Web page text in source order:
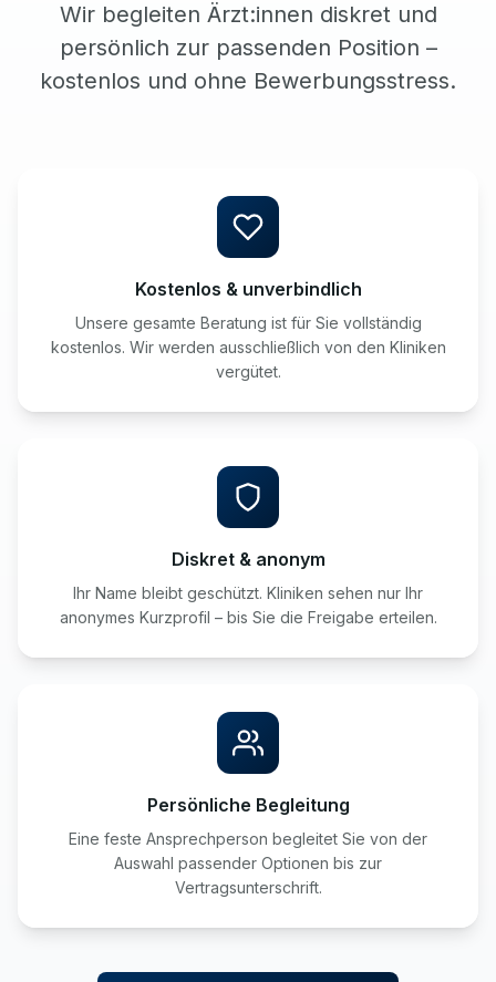
Wir begleiten Ärzt:innen diskret und
persönlich zur passenden Position –
kostenlos und ohne Bewerbungsstress.
Kostenlos & unverbindlich
Unsere gesamte Beratung ist für Sie vollständig
kostenlos. Wir werden ausschließlich von den Kliniken
vergütet.
Diskret & anonym
Ihr Name bleibt geschützt. Kliniken sehen nur Ihr
anonymes Kurzprofil – bis Sie die Freigabe erteilen.
Persönliche Begleitung
Eine feste Ansprechperson begleitet Sie von der
Auswahl passender Optionen bis zur
Vertragsunterschrift.